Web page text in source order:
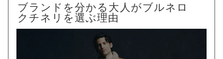
ブランドを分かる大人がブルネロ
クチネリを選ぶ理由